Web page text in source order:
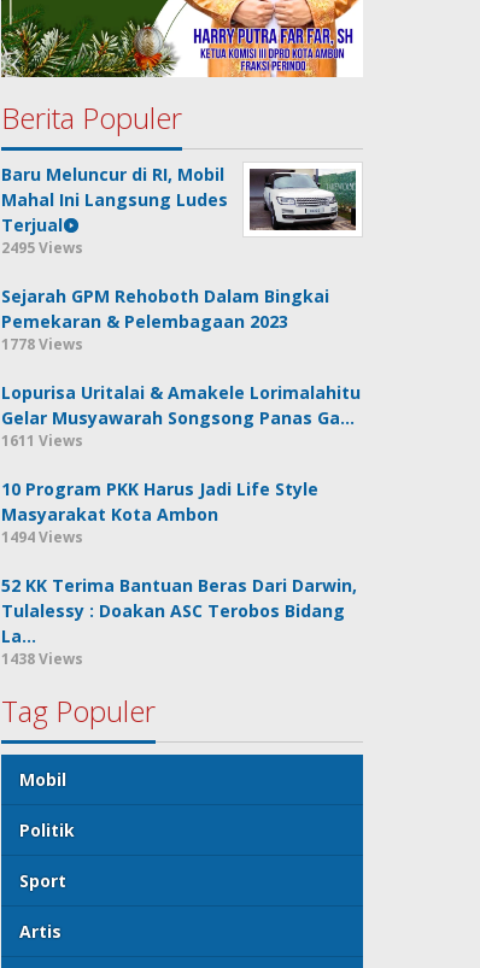
Berita Populer
Baru Meluncur di RI, Mobil
Mahal Ini Langsung Ludes
Terjual
2495 Views
Sejarah GPM Rehoboth Dalam Bingkai
Pemekaran & Pelembagaan 2023
1778 Views
Lopurisa Uritalai & Amakele Lorimalahitu
Gelar Musyawarah Songsong Panas Ga…
1611 Views
10 Program PKK Harus Jadi Life Style
Masyarakat Kota Ambon
1494 Views
52 KK Terima Bantuan Beras Dari Darwin,
Tulalessy : Doakan ASC Terobos Bidang
La…
1438 Views
Tag Populer
Mobil
Politik
Sport
Artis